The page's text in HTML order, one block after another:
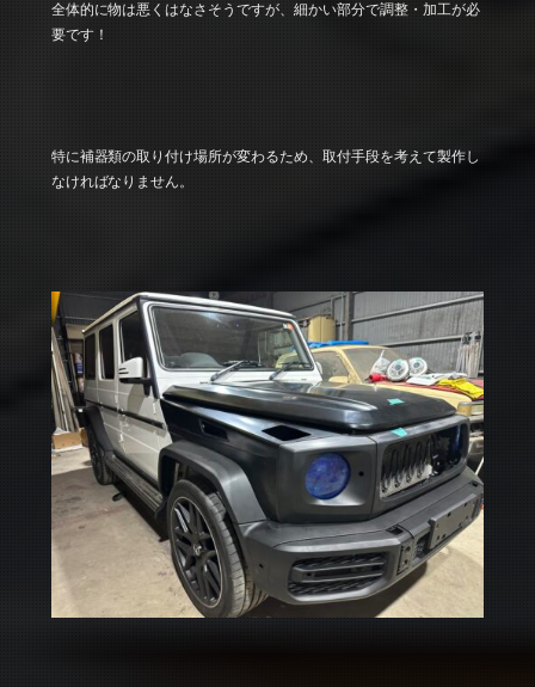
全体的に物は悪くはなさそうですが、細かい部分で調整・加工が必
要です！
特に補器類の取り付け場所が変わるため、取付手段を考えて製作し
なければなりません。